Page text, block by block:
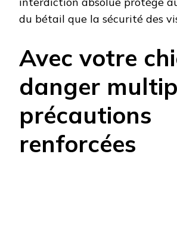
du bétail que la sécurité des
Avec votre
danger
précautions
renforcées